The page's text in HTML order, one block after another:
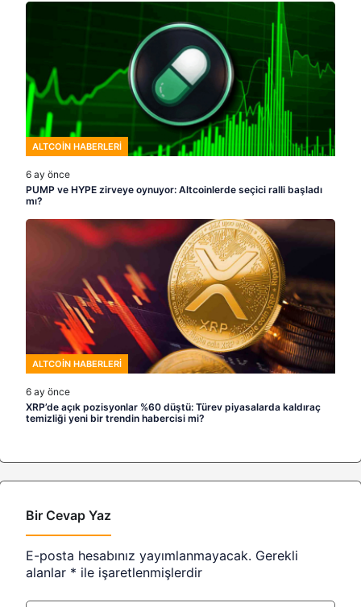
ALTCOIN HABERLERI
6 ay önce
PUMP ve HYPE zirveye oynuyor: Altcoinlerde seçici ralli başladı
mı?
ALTCOIN HABERLERI
6 ay önce
XRP’de açık pozisyonlar %60 düştü: Türev piyasalarda kaldıraç
temizliği yeni bir trendin habercisi mi?
Bir Cevap Yaz
E-posta hesabınız yayımlanmayacak. Gerekli
alanlar * ile işaretlenmişlerdir